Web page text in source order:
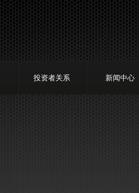
投资者关系 新闻中心